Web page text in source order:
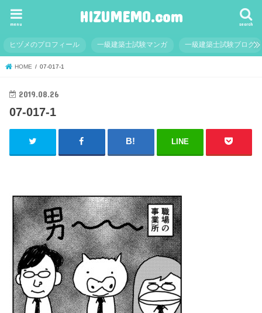
HIZUMEMO.com search
menu
ヒヅメのプロフィール 一級建築士試験マンガ 一級建築士試験ブログ
HOME 07-017-1
2019.08.26
07-017-1
LINE